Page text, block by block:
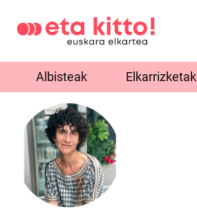
Albisteak Elkarrizketak